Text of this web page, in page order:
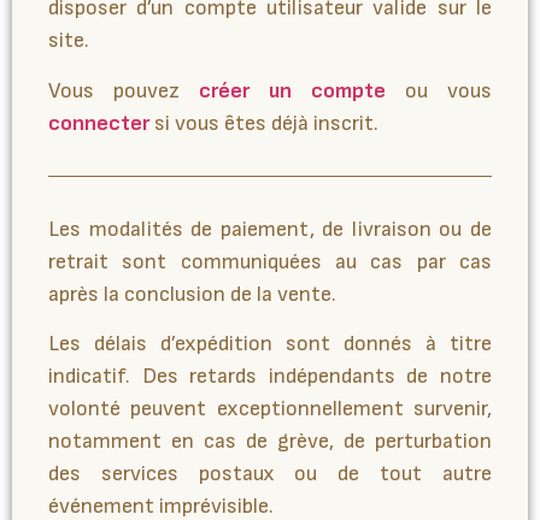
disposer d’un compte utilisateur valide sur le
site.
Vous pouvez créer un compte ou vous
connectersi vous êtes déjà inscrit.
Les modalités de paiement, de livraison ou de
retrait sont communiquées au cas par cas
après la conclusion de la vente.
Les délais d’expédition sont donnés à titre
indicatif. Des retards indépendants de notre
volonté peuvent exceptionnellement survenir,
notamment en cas de grève, de perturbation
des services postaux ou de tout autre
événement imprévisible.